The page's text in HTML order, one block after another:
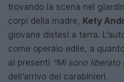
trovando la scena nel
corpi della madre, Kety
giovane distesi a terra.
come operaio edile, a
ai presenti “Mi sono liberato
dell’arrivo dei carabinieri.